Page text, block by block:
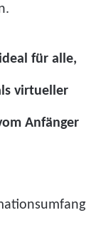
für alle,
virtueller
Anfänger